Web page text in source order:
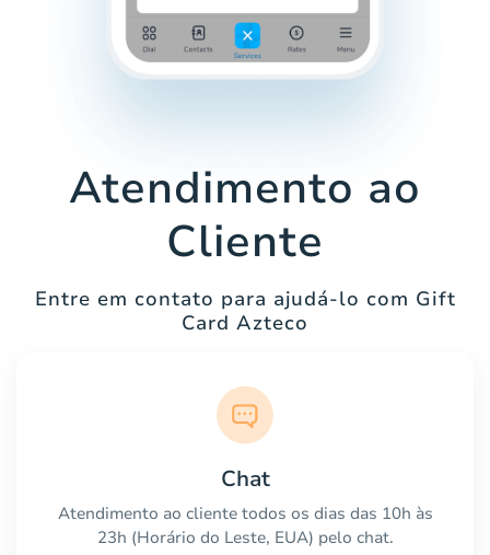
Atendimento ao
Cliente
Entre em contato para ajudá-lo com Gift
Card Azteco
Chat
Atendimento ao cliente todos os dias das 10h às
23h (Horário do Leste, EUA) pelo chat.